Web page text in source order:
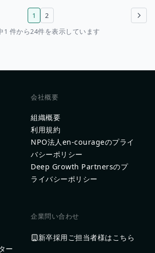
次のページ
1
2
1 件から24件を表示しています
会社概要
組織概要
利用規約
NPO法人en-courageのプライ
バシーポリシー
Deep Growth Partnersのプ
ライバシーポリシー
ー
企業問い合わせ
新卒採用ご担当者様はこちら